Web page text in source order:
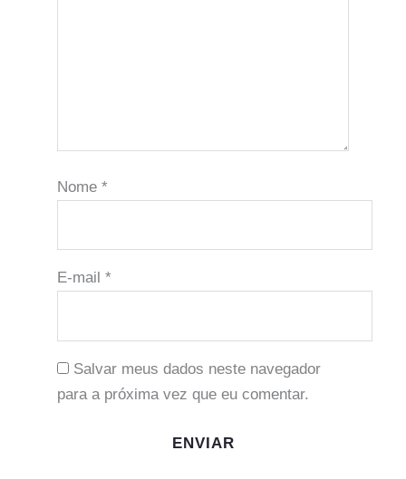
Nome *
E-mail *
Salvar meus dados neste navegador
para a próxima vez que eu comentar.